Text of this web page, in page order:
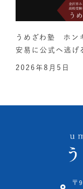
うめざわ塾 ホ
安易に公式へ逃げ
2026年8月5日
〒